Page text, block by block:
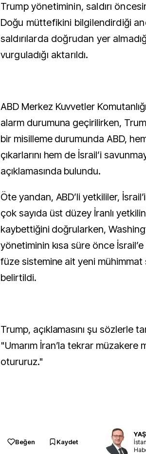
Trump yönetiminin, saldırı
Doğu müttefikini bilgilendirdiği
saldırılarda doğrudan yer
vurguladığı aktarıldı.
ABD Merkez Kuvvetler
alarm durumuna geçirilirken,
bir misilleme durumunda ABD,
çıkarlarını hem de İsrail’i
açıklamasında bulundu.
Öte yandan, ABD’li yetkililer,
çok sayıda üst düzey İranlı
kaybettiğini doğrularken,
yönetiminin kısa süre önce
füze sistemine ait yeni mühimmat
belirtildi.
Trump, açıklamasını şu sözlerle
"Umarım İran’la tekrar müzakere
otururuz."
Beğen Kaydet